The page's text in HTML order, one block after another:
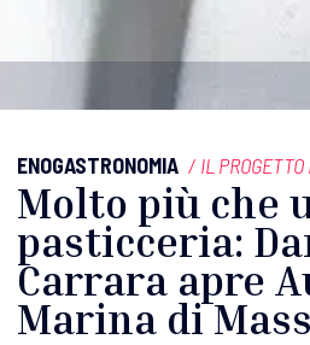
ENOGASTRONOMIA / IL
Molto più che
pasticceria:
Carrara apre
Marina di